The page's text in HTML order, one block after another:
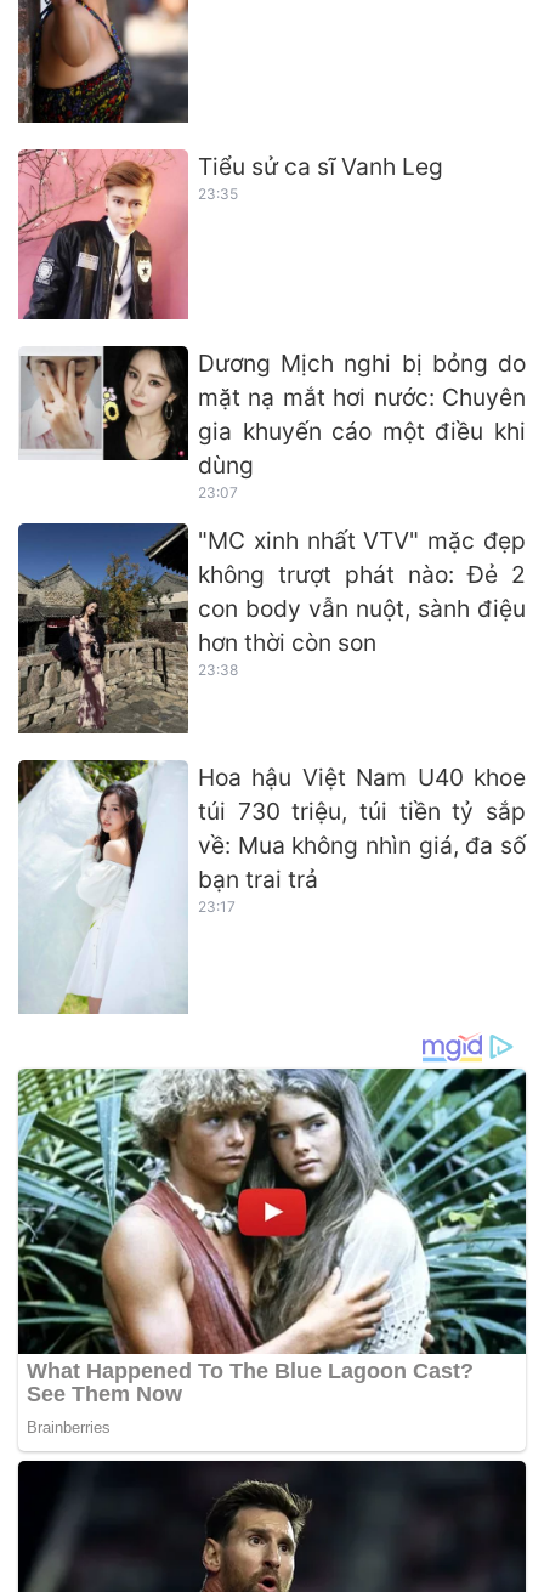
Tiểu sử ca sĩ Vanh Leg
23:35
Dương Mịch nghi bị bỏng do
mặt nạ mắt hơi nước: Chuyên
gia khuyến cáo một điều khi
dùng
23:07
"MC xinh nhất VTV" mặc đẹp
không trượt phát nào: Đẻ 2
con body vẫn nuột, sành điệu
hơn thời còn son
23:38
Hoa hậu Việt Nam U40 khoe
túi 730 triệu, túi tiền tỷ sắp
về: Mua không nhìn giá, đa số
bạn trai trả
23:17